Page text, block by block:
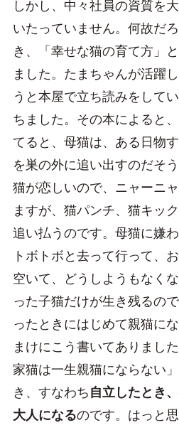
しかし、中々社員の資質を
いたっていません。何故だ
き、「幸せな猫の育て方」
ました。たまちゃんが活躍
うと本屋で立ち読みをして
ちました。その本によると
てると、母猫は、ある日物
を巣の外に追い出すのだそ
猫が恋しいので、ニャーニ
ますが、猫パンチ、猫キッ
追い払うのです。母猫に嫌
トボトボと去って行って、
空いて、どうしようもなく
った子猫だけが生き残るの
ったときにはじめて親猫に
まけにこう書いてありまし
家猫は一生親猫にならない
き、すなわち 自立したとき
大人になるのです。はっと